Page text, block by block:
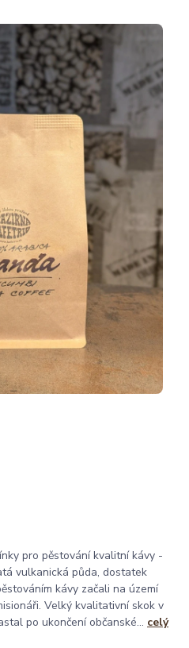
pro pěstování kvalitní kávy -
vulkanická půda, dostatek
kávy začali na území
Velký kvalitativní skok v
po ukončení občanské... celý